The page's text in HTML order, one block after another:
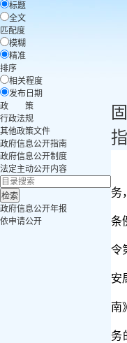
标题
全文
匹配度
模糊
精准
排序
相关程度
发布日期
政 策
行政法规
其他政策文件
政府信息公开指南
政府信息公开制度
法定主动公开内容
政府信息公开年报
依申请公开
务
条
令
安
南
务